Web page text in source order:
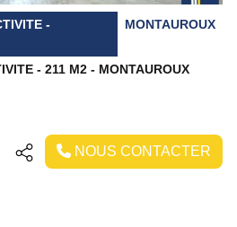
-
MONTAUROUX
- 211 M2 - MONTAUROUX
NOUS CONTACTER